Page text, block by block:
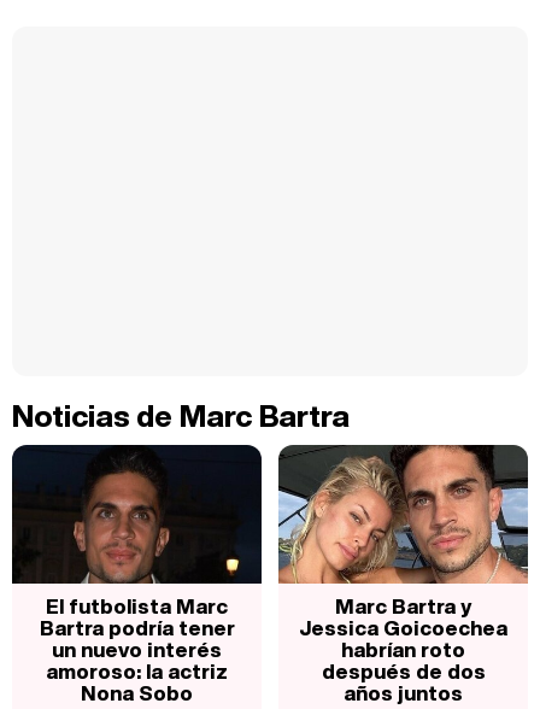
Noticias de Marc Bartra
El futbolista Marc
Bartra podría tener
un nuevo interés
amoroso: la actriz
Nona Sobo
Marc Bartra y
Jessica Goicoechea
habrían roto
después de dos
años juntos